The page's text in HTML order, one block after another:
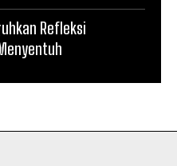
Refleksi